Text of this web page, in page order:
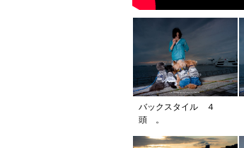
バックスタイル ４
頭 。